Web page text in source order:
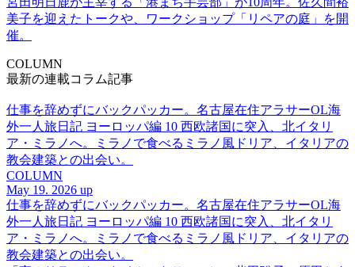
美子を迎えたトークや、ワークショップ「リペアの庭」を開
催。
COLUMN
最新の連載コラム記事
仕事を辞めずにバックパッカー。名古屋在住アラサーOL海
外一人旅日記 ヨーロッパ編 10 西欧諸国に突入、北イタリ
ア・ミラノへ。ミラノで食べるミラノ風ドリア、イタリアの
教会建築との出会い。
COLUMN
May 19. 2026 up
仕事を辞めずにバックパッカー。名古屋在住アラサーOL海
外一人旅日記 ヨーロッパ編 10 西欧諸国に突入、北イタリ
ア・ミラノへ。ミラノで食べるミラノ風ドリア、イタリアの
教会建築との出会い。